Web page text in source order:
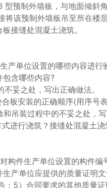
型预制外墙板，与地面倾斜
将该预制外墙板吊至所在
接缝处混凝土浇筑。
产单位设置的哪些内容进
含哪些内容?
妥之处，写出正确做法。
叠合板安装的正确顺序
吊装过程中的不妥之处，
进行浇筑？接缝处混凝土
构件生产单位设置的构件
生产单位应提供的质量证
；5）合同要求的其他质量